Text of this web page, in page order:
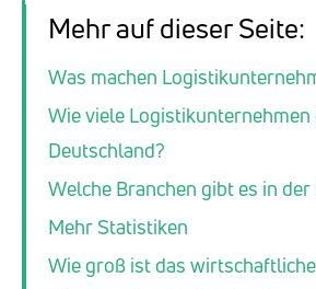
Mehr auf dieser Seite:
Was machen
Wie viele Logistikunternehmen
Deutschland?
Welche Branchen gibt es in
Mehr Statistiken
Wie groß ist das